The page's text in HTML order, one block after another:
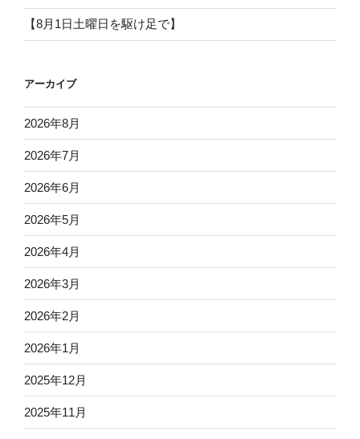
【8月1日土曜日を駆け足で】
アーカイブ
2026年8月
2026年7月
2026年6月
2026年5月
2026年4月
2026年3月
2026年2月
2026年1月
2025年12月
2025年11月